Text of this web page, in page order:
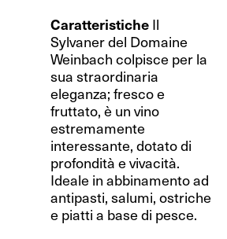
Caratteristiche Il
Sylvaner del Domaine
Weinbach colpisce per la
sua straordinaria
eleganza; fresco e
fruttato, è un vino
estremamente
interessante, dotato di
profondità e vivacità.
Ideale in abbinamento ad
antipasti, salumi, ostriche
e piatti a base di pesce.